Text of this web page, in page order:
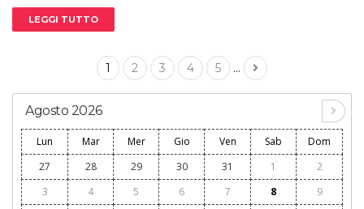
LEGGI TUTTO
1 2 3 4 5 ...
Agosto 2026
Lun Mar Mer Gio Ven Sab
Dom
27
28 29 30 31 1
2
3
4 5 6 7 8
9